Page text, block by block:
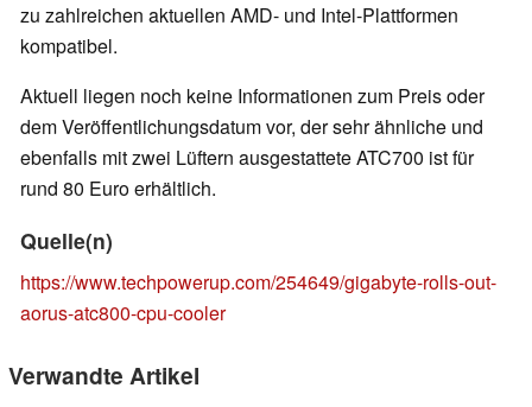
zu zahlreichen aktuellen AMD- und Intel-Plattformen
kompatibel.
Aktuell liegen noch keine Informationen zum Preis oder
dem Veröffentlichungsdatum vor, der sehr ähnliche und
ebenfalls mit zwei Lüftern ausgestattete ATC700 ist für
rund 80 Euro erhältlich.
Quelle(n)
https://www.techpowerup.com/254649/gigabyte-rolls-out-
aorus-atc800-cpu-cooler
Verwandte Artikel